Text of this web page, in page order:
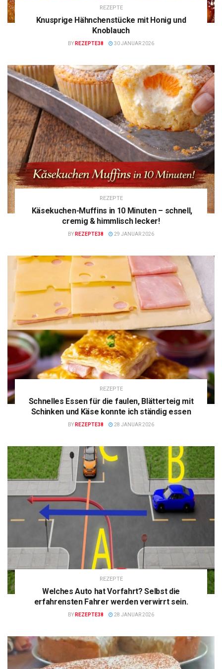
REZEPTE
Knusprige Hähnchenstücke mit Honig und
Knoblauch
BY REZEPTE38 30 JANUAR 2026
REZEPTE
Käsekuchen-Muffins in 10 Minuten – schnell,
cremig & himmlisch lecker!
BY REZEPTE38 29 JANUAR 2026
REZEPTE
Schnelles Essen für die faulen, Blätterteig mit
Schinken und Käse konnte ich ständig essen
BY REZEPTE38 28 JANUAR 2026
REZEPTE
Welches Auto hat Vorfahrt? Selbst die
erfahrensten Fahrer werden verwirrt sein.
BY REZEPTE38 28 JANUAR 2026